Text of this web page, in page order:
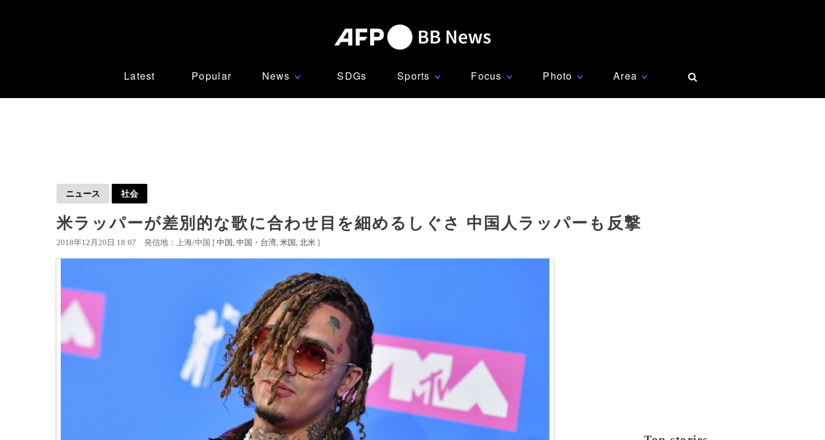
Latest Popular News ∨ SDGs Sports ∨ Focus ∨ Photo ∨ Area ∨
ニュース 社会
米ラッパーが差別的な歌に合わせ目を細めるしぐさ 中国人ラッパーも反撃
2018年12月20日 18:07 発信地：上海/中国 [ 中国 中国・台湾 米国 北米 ]